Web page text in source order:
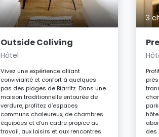
Outside Coliving
Hôtel
Vivez une expérience alliant
convivialité et confort à quelques
pas des plages de Biarritz. Dans une
maison traditionnelle entourée de
verdure, profitez d’espaces
communs chaleureux, de chambres
équipées et d’un cadre propice au
travail, aux loisirs et aux rencontres.
3
des